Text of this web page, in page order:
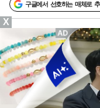
구글에서 선호하는 매체로
X